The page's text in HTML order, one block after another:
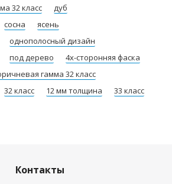
32 класс
дуб
сосна
ясень
однополосный дизайн
под дерево
4х-сторонняя фаска
гамма 32 класс
32 класс 12 мм толщина
33 класс
Контакты